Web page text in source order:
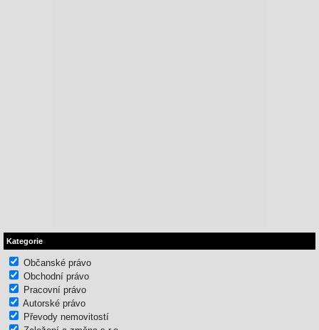
Kategorie
Občanské právo
Obchodní právo
Pracovní právo
Autorské právo
Převody nemovitostí